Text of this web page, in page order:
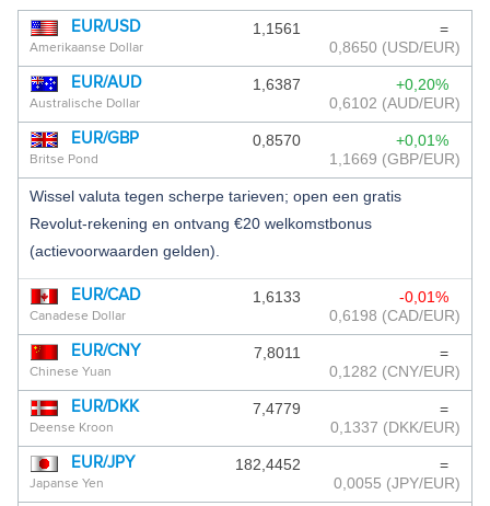
AFGHAANSE AFGHANI
ALGERIJNSE DINAR
ANGOLESE KWANZA
ANTILLIAANSE GULDEN
ARGENTIJNSE PESO
ARUBAANSE FLORIN
AZERBEIDZJAANSE MANAT
BAHAMAANSE DOLLAR
BANGLADESE TAKA
EUR/USD
Amerikaanse Dollar
1,1561
=
0,8650 (USD/EUR)
EUR/AUD
Australische Dollar
1,6387
+0,20%
0,6102 (AUD/EUR)
EUR/GBP
Britse Pond
0,8570
+0,01%
1,1669 (GBP/EUR)
Wissel valuta tegen scherpe tarieven; open een gratis
Revolut-rekening en ontvang €20 welkomstbonus
(actievoorwaarden gelden).
EUR/CAD
Canadese Dollar
1,6133
-0,01%
0,6198 (CAD/EUR)
EUR/CNY
Chinese Yuan
7,8011
=
0,1282 (CNY/EUR)
EUR/DKK
Deense Kroon
7,4779
=
0,1337 (DKK/EUR)
EUR/JPY
Japanse Yen
182,4452
=
0,0055 (JPY/EUR)